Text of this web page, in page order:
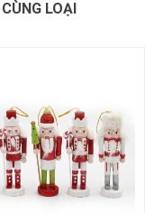
LOẠI